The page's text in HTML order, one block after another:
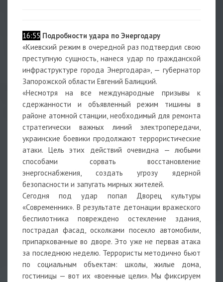
16:55 Подробности удара по Энергодару
«Киевский режим в очередной раз подтвердил свою
преступную сущность, нанеся удар по гражданской
инфраструктуре города Энергодара», — губернатор
Запорожской области Евгений Балицкий.
«Несмотря на все международные призывы к
сдержанности и объявленный режим тишины в
районе атомной станции, необходимый для ремонта
стратегически важных линий электропередачи,
украинские боевики продолжают террористические
атаки. Цель этих действий очевидна — любыми
способами сорвать восстановление
энергоснабжения, создать угрозу ядерной
безопасности и запугать мирных жителей.
Сегодня под удар попал Дворец культуры
«Современник». В результате детонации вражеского
беспилотника повреждено остекление здания,
пострадал фасад, осколками посекло автомобили,
припаркованные во дворе. Это уже не первая атака
за последнюю неделю. Террористы методично бьют
по социальным объектам: школы, жилые дома,
гостиницы — вот их «военные цели». Мы фиксируем